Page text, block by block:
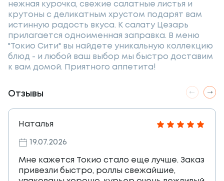
нежная курочка, свежие салатные листья и
крутоны с деликатным хрустом подарят вам
истинную радость вкуса. К салату Цезарь
прилагается одноименная заправка. В меню
"Токио Сити" вы найдете уникальную коллекцию
блюд - и любой ваш выбор мы быстро доставим
к вам домой. Приятного аппетита!
Отзывы
Наталья
19.07.2026
Мне кажется Токио стало еще лучше. Заказ
привезли быстро, роллы свежайшие,